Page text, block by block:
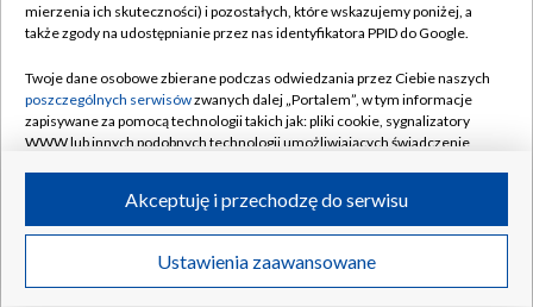
Naziemna Telewizja Cyfrowa
Rada Programowa
System NOS
Informacje o nadawcy
Program dla prasy
Ogłoszenie przetargowe
Pomoc
Kontakt
Kanały
©2026 Telewizja Polska S.A. w likwidacji
mierzenia ich skuteczności) i pozostałych, które wskazujemy poniżej, a
także zgody na udostępnianie przez nas identyfikatora PPID do Google.
Twoje dane osobowe zbierane podczas odwiedzania przez Ciebie naszych
poszczególnych serwisówzwanych dalej „Portalem”, w tym informacje
zapisywane za pomocą technologii takich jak: pliki cookie, sygnalizatory
WWW lub innych podobnych technologii umożliwiających świadczenie
ruchu w Internecie.
Twoje dane osobowe zbierane podczas odwiedzania przez Ciebie
poszczególnych serwisówna Portalu, takie jak adresy IP, identyfikatory
Ustawienia zaawansowane
Akceptuję i przechodzę do serwisu